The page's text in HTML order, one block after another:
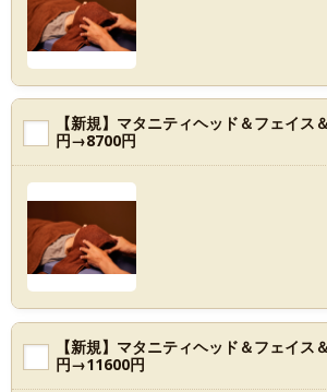
【新規】マタニティヘッド＆フェイス
円→8700円
【新規】マタニティヘッド＆フェイス
円→11600円